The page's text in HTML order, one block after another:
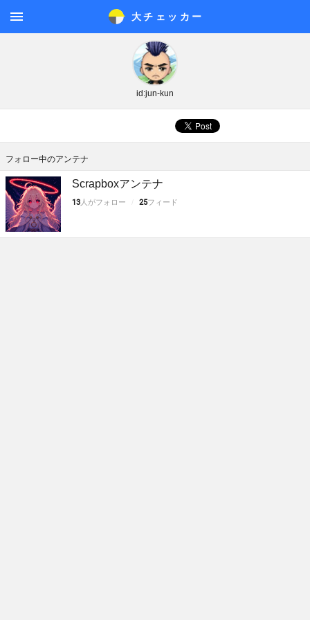
大チェッカ ー
メニ
id:jun-kun
フォロー中のアンテナ
Scrapboxアンテナ
13 人がフォロー 25フィード